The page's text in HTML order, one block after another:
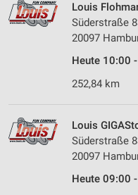
Louis
Süderstraße
20097
Heute 10:00
252,84 km
Louis
Süderstraße
20097
Heute 09:00